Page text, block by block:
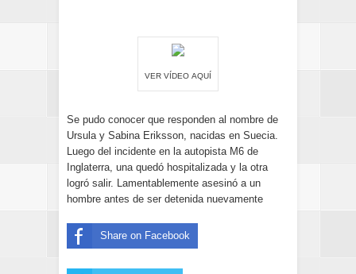
VER VÍDEO AQUÍ
Se pudo conocer que responden al nombre de
Ursula y Sabina Eriksson, nacidas en Suecia.
Luego del incidente en la autopista M6 de
Inglaterra, una quedó hospitalizada y la otra
logró salir. Lamentablemente asesinó a un
hombre antes de ser detenida nuevamente
Share on Facebook